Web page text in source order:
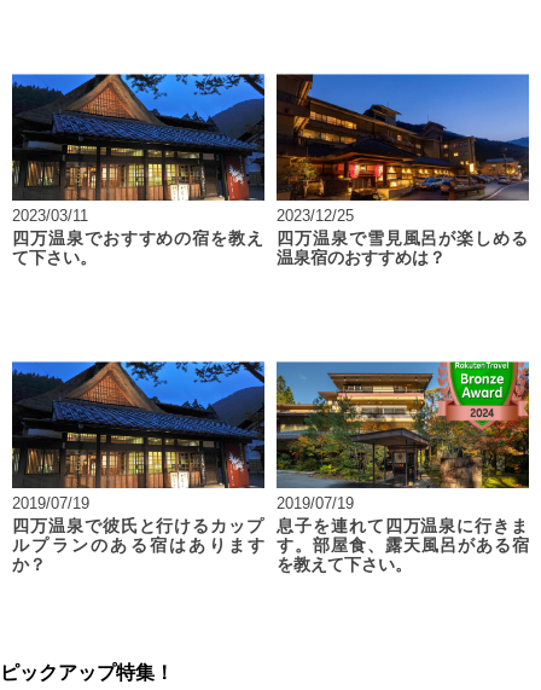
2023/03/11
四万温泉でおすすめの宿を教え
て下さい。
2023/12/25
四万温泉で雪見風呂が楽しめる
温泉宿のおすすめは？
2019/07/19
四万温泉で彼氏と行けるカップ
ルプランのある宿はあります
か？
2019/07/19
息子を連れて四万温泉に行きま
す。部屋食、露天風呂がある宿
を教えて下さい。
ピックアップ特集！